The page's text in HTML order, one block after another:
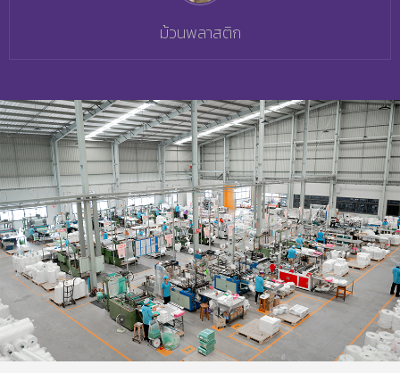
ม้วนพลาสติก